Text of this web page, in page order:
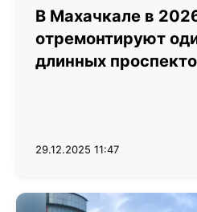
В Махачкале в
отремонтируют
длинных
29.12.2025 11:47